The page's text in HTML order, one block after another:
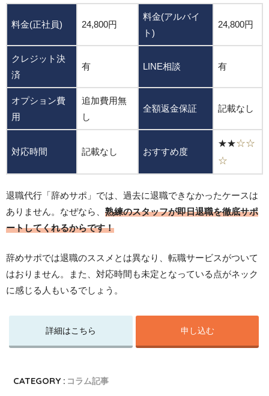
料金(正社員) 24,800円
料金(アルバイ
ト)
24,800円
クレジット決
済
有 LINE相談 有
オプション費
用
追加費用無
し
全額返金保証 記載なし
対応時間 記載なし おすすめ度
★★☆☆
☆
退職代行「辞めサポ」では、過去に退職できなかったケースは
ありません。なぜなら、 熟練のスタッフが即日退職を徹底サポ
ートしてくれるからです！
辞めサポでは退職のススメとは異なり、転職サービスがついて
はおりません。また、対応時間も未定となっている点がネック
に感じる人もいるでしょう。
詳細はこちら 申し込む
CATEGORY : コラム記事